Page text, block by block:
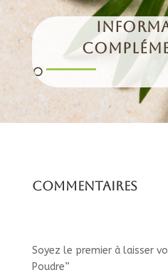
Commentaires
Soyez le premier à laisser
Poudre”